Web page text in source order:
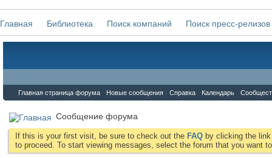
Главная Библиотека Поиск компаний Поиск пресс-релизов
Главная страница форума Новые сообщения Справка Календарь
Сообщение форума
If this is your first visit, be sure to check out the FAQ by clicking the
to proceed. To start viewing messages, select the forum that you want